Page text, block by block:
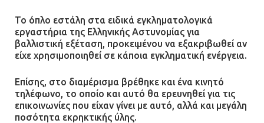
Το όπλο εστάλη στα ειδικά εγκληματολογικά
εργαστήρια της Ελληνικής Αστυνομίας για
βαλλιστική εξέταση, προκειμένου να εξακριβωθεί αν
είχε χρησιμοποιηθεί σε κάποια εγκληματική ενέργεια.
Επίσης, στο διαμέρισμα βρέθηκε και ένα κινητό
τηλέφωνο, το οποίο και αυτό θα ερευνηθεί για τις
επικοινωνίες που είχαν γίνει με αυτό, αλλά και μεγάλη
ποσότητα εκρηκτικής ύλης.